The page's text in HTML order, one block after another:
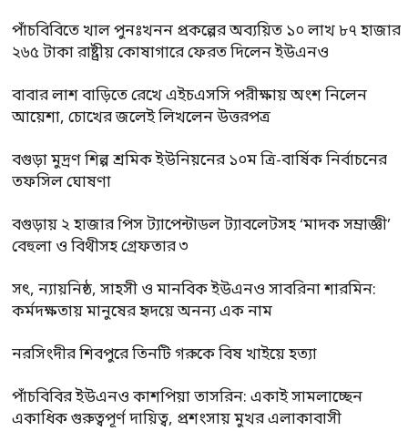
পাঁচবিবিতে খাল পুনঃখনন প্রকল্পের অব্যয়িত ১০ লাখ ৮৭ হাজার
২৬৫ টাকা রাষ্ট্রীয় কোষাগারে ফেরত দিলেন ইউএনও
বাবার লাশ বাড়িতে রেখে এইচএসসি পরীক্ষায় অংশ নিলেন
আয়েশা, চোখের জলেই লিখলেন উত্তরপত্র
বগুড়া মুদ্রণ শিল্প শ্রমিক ইউনিয়নের ১০ম ত্রি-বার্ষিক নির্বাচনের
তফসিল ঘোষণা
বগুড়ায় ২ হাজার পিস ট্যাপেন্টাডল ট্যাবলেটসহ ‘মাদক সম্রাজ্ঞী’
বেহুলা ও বিথীসহ গ্রেফতার ৩
সৎ, ন্যায়নিষ্ঠ, সাহসী ও মানবিক ইউএনও সাবরিনা শারমিন:
কর্মদক্ষতায় মানুষের হৃদয়ে অনন্য এক নাম
নরসিংদীর শিবপুরে তিনটি গরুকে বিষ খাইয়ে হত্যা
পাঁচবিবির ইউএনও কাশপিয়া তাসরিন: একাই সামলাচ্ছেন
একাধিক গুরুত্বপূর্ণ দায়িত্ব, প্রশংসায় মুখর এলাকাবাসী